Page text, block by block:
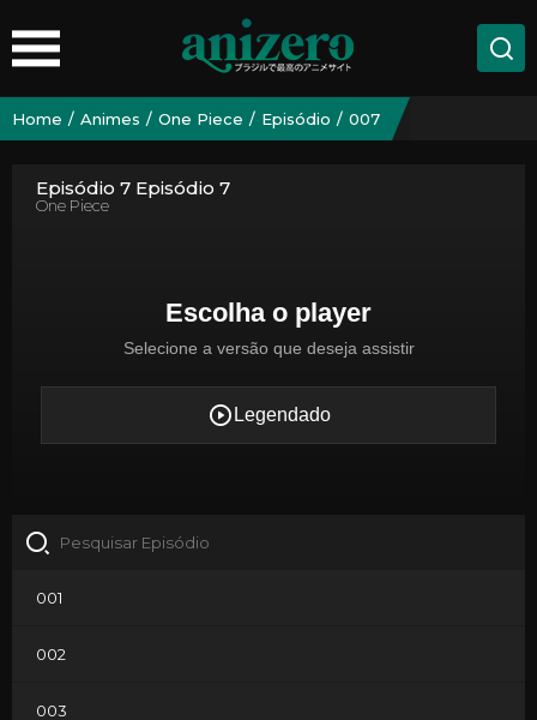
Home Animes One Piece Episódio 007
Episódio 7 Episódio 7
One Piece
001
002
003